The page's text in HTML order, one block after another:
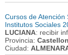
Cursos de Atención
Institutos Sociales
LUCIANA: recibir
Provincia: Castellon
Ciudad: